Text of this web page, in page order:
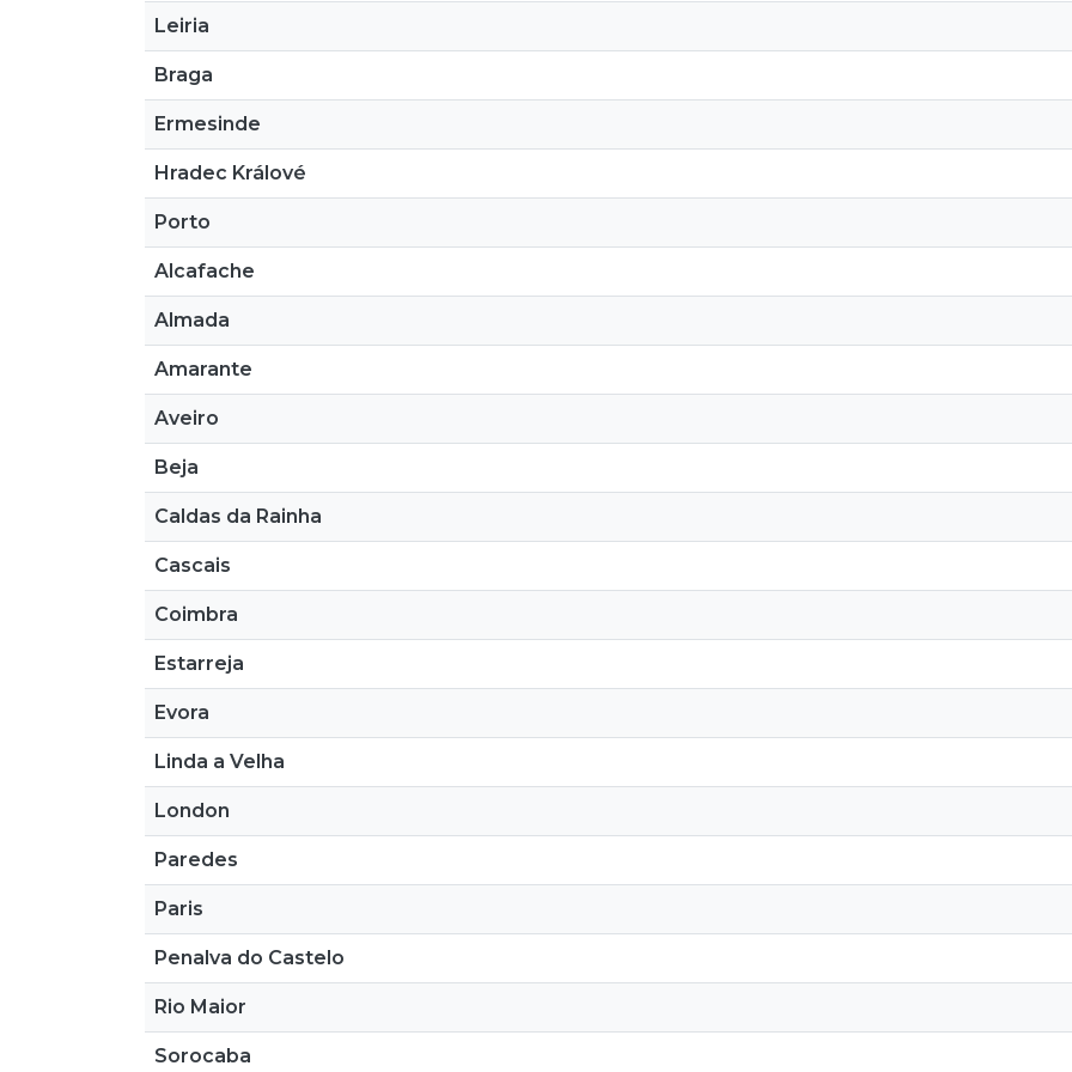
Leiria
Braga
Ermesinde
Hradec Králové
Porto
Alcafache
Almada
Amarante
Aveiro
Beja
Caldas da Rainha
Cascais
Coimbra
Estarreja
Evora
Linda a Velha
London
Paredes
Paris
Penalva do Castelo
Rio Maior
Sorocaba